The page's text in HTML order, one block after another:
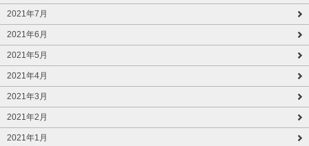
2021年7月
2021年6月
2021年5月
2021年4月
2021年3月
2021年2月
2021年1月